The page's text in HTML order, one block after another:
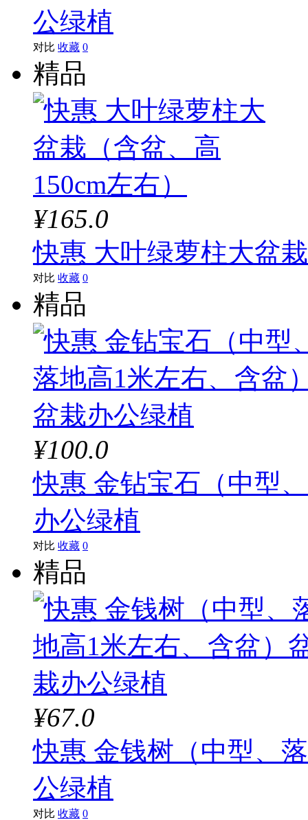
公绿植
对比 收藏 0
精品
¥165.0
快惠 大叶绿萝柱大盆
对比 收藏 0
精品
¥100.0
快惠 金钻宝石（中型
办公绿植
对比 收藏 0
精品
¥67.0
快惠 金钱树（中型、
公绿植
对比 收藏 0